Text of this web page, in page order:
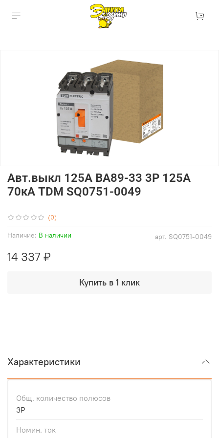
(0)
арт. SQ0751-0049
Наличие: В наличии
Авт.выкл 125А ВА89-33 3Р 125А
70кА TDM SQ0751-0049
14 337 ₽
Купить в 1 клик
Характеристики
Общ. количество полюсов
3Р
Номин. ток